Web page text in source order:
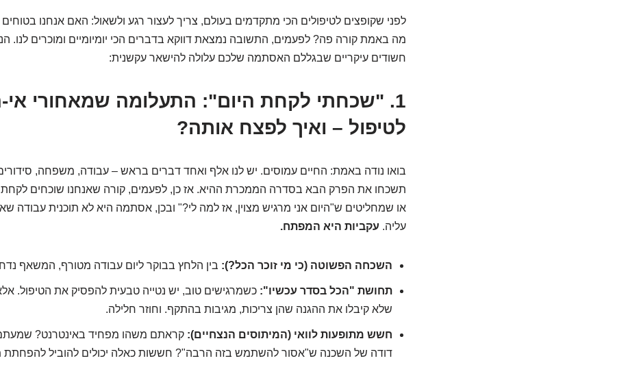
לפני שקופצים לטיפולים הכי מתקדמים בעולם, צריך לעצור רגע ולשאול: האם אנחנו בטוחים
מה באמת קורה פה? לפעמים, התשובה נמצאת דווקא בדברים הכי יומיומיים ומוכרים לנו.
חשודים עיקריים שבגללם האסתמה שלכם עלולה להישאר עקשנית:
1. "שכחתי לקחת היום": התעלומה שמאחורי אי-
לטיפול – ואיך לפצח אותה?
בואו נודה באמת: החיים עמוסים. יש לנו אלף ואחד דברים בראש – עבודה, משפחה,
תשכחו את הפרק הבא בסדרה הממכרת ההיא. אז כן, לפעמים, קורה שאנחנו שוכחים
או שמחליטים ש"היום אני מרגיש מצוין, אז למה לי?" ובכן, אסתמה היא לא תוכנית עבודה
עליה. עקביות היא המפתח.
השכחה הפשוטה (כי מי זוכר הכל?): בין הלחץ בבוקר ליום עבודה מטורף, המשאף
תחושת "הכל בסדר עכשיו": כשמרגישים טוב, יש נטייה טבעית להפסיק את הטיפול.
שלא קיבלו את ההגנה שהן צריכות, מגיבות בהתקף. וחוזר חלילה.
חשש מתופעות לוואי (המיתוסים הנצחיים): קראתם משהו מפחיד באינטרנט?
דודה של השכנה ש"אסור להשתמש בזה הרבה"? חששות כאלה יכולים להוביל להפחתת